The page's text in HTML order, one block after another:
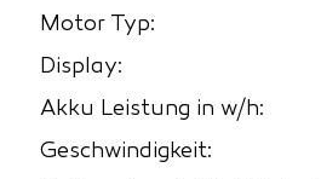
Motor Typ:
Display:
Akku Leistung in w/h:
Geschwindigkeit: